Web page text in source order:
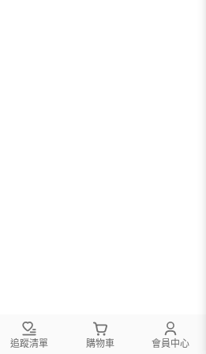
追蹤清單 購物車 會員中心